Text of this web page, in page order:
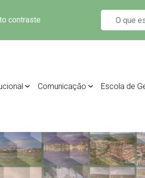
contraste
Comunicação Escola de